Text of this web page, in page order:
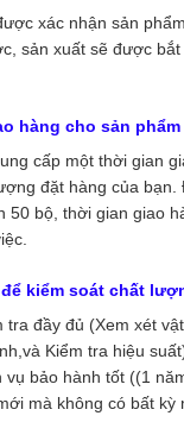
xác nhận sản
sản xuất sẽ được
hàng cho sản phẩm
cấp một thời gian
đặt hàng của bạn.
50 bộ, thời gian giao
kiểm soát chất
tra đầy đủ (Xem xét
Kiểm tra hiệu
vụ bảo hành tốt ((1
mà không có bất kỳ